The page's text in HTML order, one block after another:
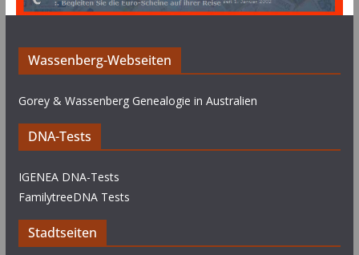
Wassenberg-Webseiten
Gorey & Wassenberg Genealogie in Australien
DNA-Tests
IGENEA DNA-Tests
FamilytreeDNA Tests
Stadtseiten